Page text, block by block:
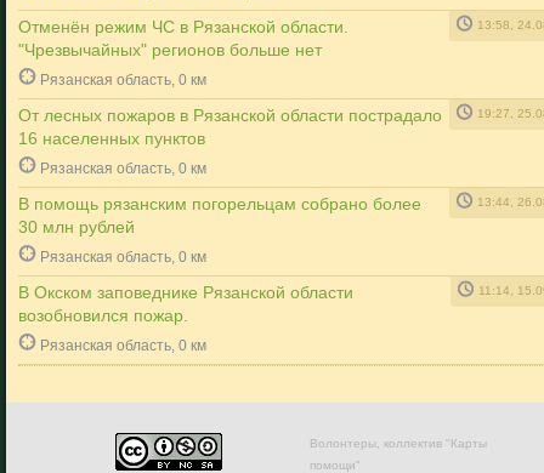
Отменён режим ЧС в Рязанской области.
"Чрезвычайных" регионов больше нет
13:58,
Рязанская область, 0 км
От лесных пожаров в Рязанской области пострадало
16 населенных пунктов
19:27,
Рязанская область, 0 км
В помощь рязанским погорельцам собрано более
30 млн рублей
13:44,
Рязанская область, 0 км
В Окском заповеднике Рязанской области
возобновился пожар.
11:14,
Рязанская область, 0 км
Волонтеры, коллектив "Карты
помощи"